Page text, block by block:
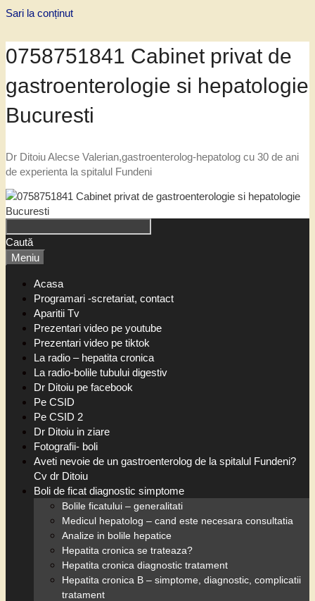
Sari la conținut
0758751841 Cabinet privat de
gastroenterologie si hepatologie
Bucuresti
Dr Ditoiu Alecse Valerian,gastroenterolog-hepatolog cu 30 de ani
de experienta la spitalul Fundeni
Caută
Meniu
Acasa
Programari -scretariat, contact
Aparitii Tv
Prezentari video pe youtube
Prezentari video pe tiktok
La radio – hepatita cronica
La radio-bolile tubului digestiv
Dr Ditoiu pe facebook
Pe CSID
Pe CSID 2
Dr Ditoiu in ziare
Fotografii- boli
Aveti nevoie de un gastroenterolog de la spitalul Fundeni?
Cv dr Ditoiu
Boli de ficat diagnostic simptome
Bolile ficatului – generalitati
Medicul hepatolog – cand este necesara consultatia
Analize in bolile hepatice
Hepatita cronica se trateaza?
Hepatita cronica diagnostic tratament
Hepatita cronica B – simptome, diagnostic, complicatii
tratament